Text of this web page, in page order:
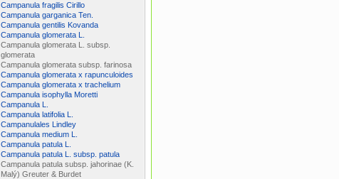
Campanula fragilis Cirillo
Campanula garganica Ten.
Campanula gentilis Kovanda
Campanula glomerata L.
Campanula glomerata L. subsp.
glomerata
Campanula glomerata subsp. farinosa
Campanula glomerata x rapunculoides
Campanula glomerata x trachelium
Campanula isophylla Moretti
Campanula L.
Campanula latifolia L.
Campanulales Lindley
Campanula medium L.
Campanula patula L.
Campanula patula L. subsp. patula
Campanula patula subsp. jahorinae (K.
Malý) Greuter & Burdet